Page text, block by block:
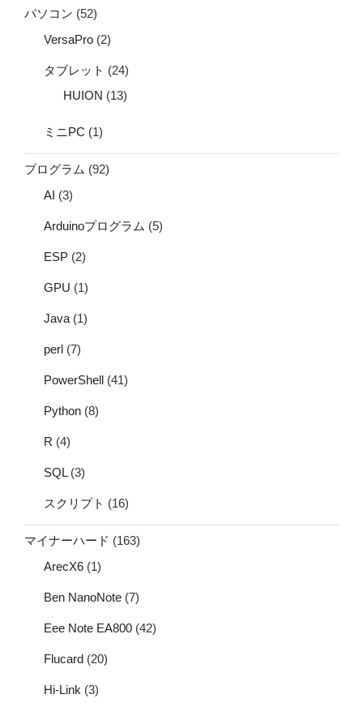
パソコン (52)
VersaPro (2)
タブレット (24)
HUION (13)
ミニPC (1)
プログラム (92)
AI (3)
Arduinoプログラム (5)
ESP (2)
GPU (1)
Java (1)
perl (7)
PowerShell (41)
Python (8)
R (4)
SQL(3)
スクリプト (16)
マイナーハード (163)
ArecX6 (1)
Ben NanoNote (7)
Eee Note EA800 (42)
Flucard (20)
Hi-Link (3)